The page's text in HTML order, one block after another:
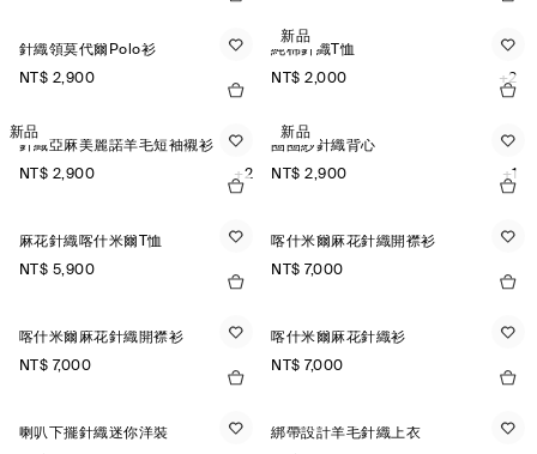
針織領莫代爾Polo衫
NT$ 2,900
新品
純棉針織T恤
NT$ 2,000
+2
新品
針織亞麻美麗諾羊毛短袖襯衫
NT$ 2,900
+2
新品
圈圈紗針織背心
NT$ 2,900
+1
麻花針織喀什米爾T恤
NT$ 5,900
喀什米爾麻花針織開襟衫
NT$ 7,000
喀什米爾麻花針織開襟衫
NT$ 7,000
喀什米爾麻花針織衫
NT$ 7,000
喇叭下擺針織迷你洋裝
綁帶設計羊毛針織上衣